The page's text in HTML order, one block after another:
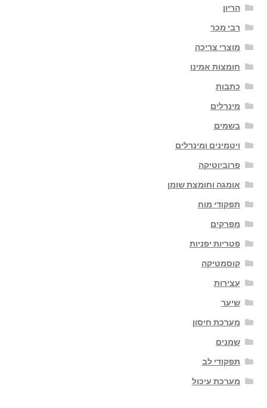
הריון
רבי מכר
מוצרי צריכה
חומצות אמינו
כתבות
מינרלים
בשמים
ויטמינים ומינרלים
פרוביוטיקה
אומגה וחומצת שומן
תפקודי מוח
מפרקים
פטריות יפניות
קוסמטיקה
עצירות
שיער
מערכת חיסון
שמנים
תפקודי לב
מערכת עיכול